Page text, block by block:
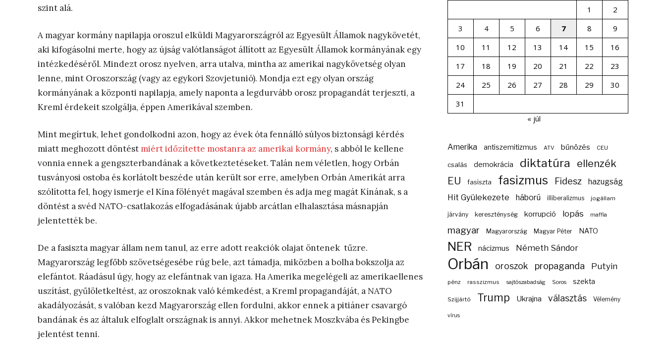
szint alá.
A magyar kormány napilapja oroszul elküldi Magyarországról az Egyesült Államok nagykövetét,
aki kifogásolni merte, hogy az újság valótlanságot állított az Egyesült Államok kormányának egy
intézkedéséről. Mindezt orosz nyelven, arra utalva, mintha az amerikai nagykövetség olyan
lenne, mint Oroszország (vagy az egykori Szovjetunió). Mondja ezt egy olyan ország
kormányának a központi napilapja, amely naponta a legdurvább orosz propagandát terjeszti, a
Kreml érdekeit szolgálja, éppen Amerikával szemben.
Mint megírtuk, lehet gondolkodni azon, hogy az évek óta fennálló súlyos biztonsági kérdés
miatt meghozott döntést miért időzítette mostanra az amerikai kormány, s abból le kellene
vonnia ennek a gengszterbandának a következtetéseket. Talán nem véletlen, hogy Orbán
tusványosi ostoba és korlátolt beszéde után került sor erre, amelyben Orbán Amerikát arra
szólította fel, hogy ismerje el Kína fölényét magával szemben és adja meg magát Kínának, s a
döntést a svéd NATO-csatlakozás elfogadásának újabb arcátlan elhalasztása másnapján
jelentették be.
De a fasiszta magyar állam nem tanul, az erre adott reakciók olajat öntenek tűzre.
Magyarország legfőbb szövetségesébe rúg bele, azt támadja, miközben a bolha bokszolja az
elefántot. Ráadásul úgy, hogy az elefántnak van igaza. Ha Amerika megelégeli az amerikaellenes
uszítást, gyűlöletkeltést, az oroszoknak való kémkedést, a Kreml propagandáját, a NATO
akadályozását, s valóban kezd Magyarország ellen fordulni, akkor ennek a pitiáner csavargó
bandának és az általuk elfoglalt országnak is annyi. Akkor mehetnek Moszkvába és Pekingbe
jelentést tenni.
1
2
3
4 5 6 7 8
9
10
11 12 13 14 15
16
17
18 19 20 21 22
23
24
25 26 27 28 29
30
31
« júl
Amerika antiszemitizmus ATV bűnözés CEU
csalás demokrácia diktatúra ellenzék
EU fasiszta fasizmus Fidesz hazugság
Hit Gyülekezete háború illiberalizmus jogállam
járvány kereszténység korrupció lopás maffia
magyar Magyarország Magyar Péter NATO
NER nácizmus Németh Sándor
Orbán oroszok propaganda Putyin
pénz rasszizmus sajtószabadság Soros szekta
Szijjártó Trump Ukrajna választás Vélemény
vírus